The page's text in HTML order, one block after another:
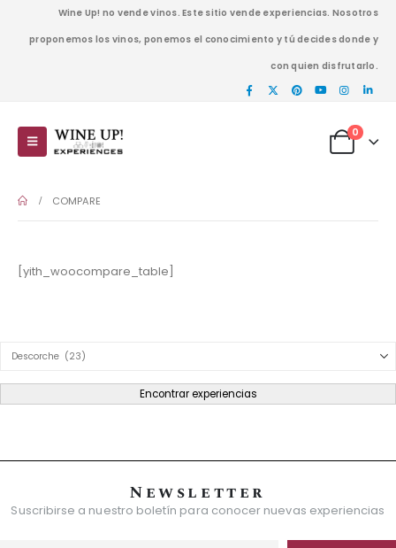
Wine Up! no vende vinos. Este sitio vende experiencias. Nosotros
proponemos los vinos, ponemos el conocimiento y tú decides donde y
con quien disfrutarlo.
0
COMPARE
[yith_woocompare_table]
Product Category Dropdown
Encontrar experiencias
Newsletter
Suscribirse a nuestro boletín para conocer nuevas experiencias